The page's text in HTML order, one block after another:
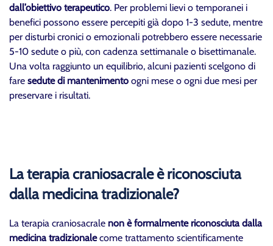
dall’obiettivo terapeutico. Per problemi lievi o temporanei i
benefici possono essere percepiti già dopo 1-3 sedute, mentre
per disturbi cronici o emozionali potrebbero essere necessarie
5-10 sedute o più, con cadenza settimanale o bisettimanale.
Una volta raggiunto un equilibrio, alcuni pazienti scelgono di
fare sedute di mantenimento ogni mese o ogni due mesi per
preservare i risultati.
La terapia craniosacrale è riconosciuta
dalla medicina tradizionale?
La terapia craniosacrale non è formalmente riconosciuta dalla
medicina tradizionalecome trattamento scientificamente